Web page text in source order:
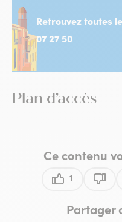
Retrouvez toutes
07 27 50
Plan d’accès
Ce contenu
1
Partager